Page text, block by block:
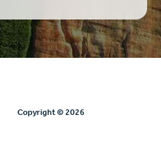
Copyright © 2026